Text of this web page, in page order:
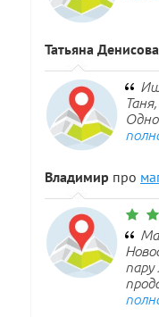
Татьяна Денисова
Владимир про
пару